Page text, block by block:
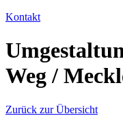
Kontakt
Weg /
Zurück zur Übersicht